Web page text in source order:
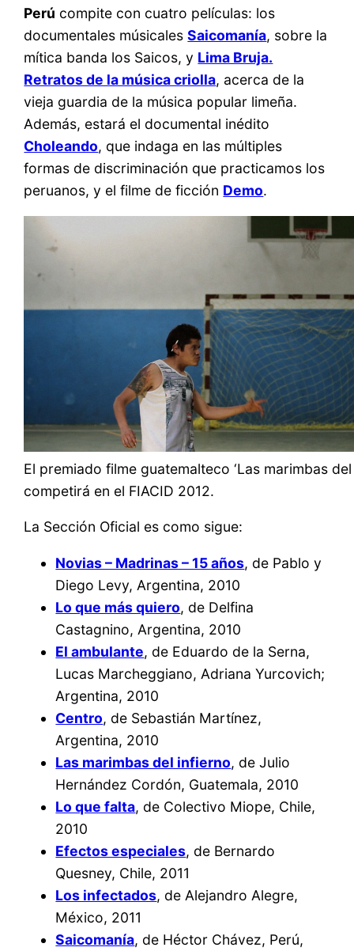
Perú compite con cuatro películas: los
documentales músicalesSaicomanía, sobre la
mítica banda los Saicos, y Lima Bruja.
Retratos de la música criolla, acerca de la
vieja guardia de la música popular limeña.
Además, estará el documental inédito
Choleando, que indaga en las múltiples
formas de discriminación que practicamos los
peruanos, y el filme de ficción Demo.
El premiado filme guatemalteco ‘Las marimbas del
competirá en el FIACID 2012.
La Sección Oficial es como sigue:
Novias – Madrinas – 15 años, de Pablo y
Diego Levy, Argentina, 2010
Lo que más quiero, de Delfina
Castagnino, Argentina, 2010
El ambulante, de Eduardo de la Serna,
Lucas Marcheggiano, Adriana Yurcovich;
Argentina, 2010
Centro, de Sebastián Martínez,
Argentina, 2010
Las marimbas del infierno, de Julio
Hernández Cordón, Guatemala, 2010
Lo que falta, de Colectivo Miope, Chile,
2010
Efectos especiales, de Bernardo
Quesney, Chile, 2011
Los infectados, de Alejandro Alegre,
México, 2011
Saicomanía, de Héctor Chávez, Perú,